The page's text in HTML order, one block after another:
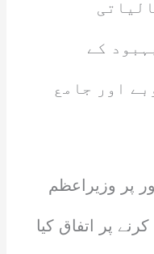
کے
اور جامع
پر وزیراعظم
پر اتفاق کیا